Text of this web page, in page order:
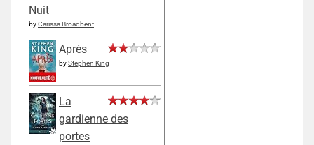
Nuit
byCarissa Broadbent
Après
byStephen King
La
gardienne des
portes